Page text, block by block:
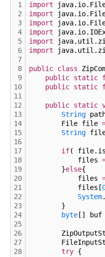
1
2
3
4
5
6
7
8
9
10
11
12
13
14
15
16
17
18
19
20
21
22
23
24
25
26
27
28
import
import
import
import
import
import
public class
public static
public static
public static
String
File file
String
if(
files
}else{
files
files[
System.
}
byte [] buf
try {